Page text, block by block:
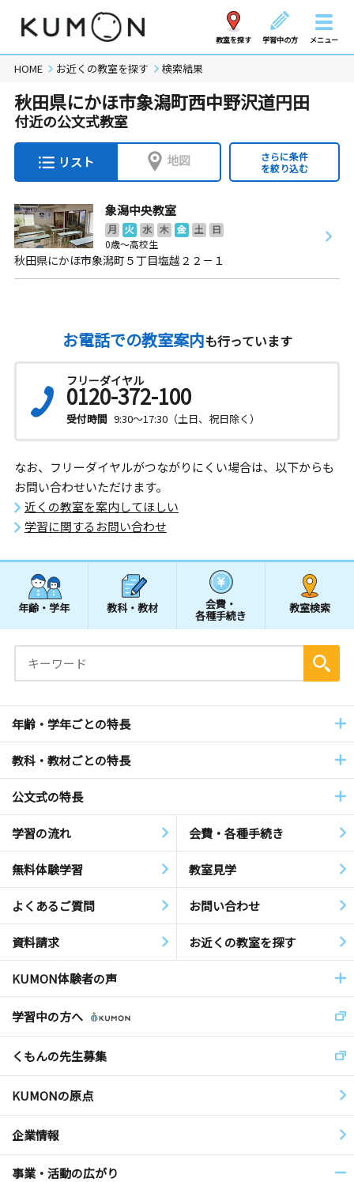
教室を探す 学習中の方 メニュー
HOME お近くの教室を探す 検索結果
秋田県にかほ市象潟町西中野沢道円田
付近の公文式教室
リスト 地図
さらに条件
を絞り込む
象潟中央教室
月 火 水 木 金 土
日
0歳～高校生
秋田県にかほ市象潟町５丁目塩越２２－１
お電話での教室案内も行っています
フリーダイヤル
0120-372-100
受付時間 9:30～17:30（土日、祝日除く）
なお、フリーダイヤルがつながりにくい場合は、以下からも
お問い合わせいただけます。
近くの教室を案内してほしい
学習に関するお問い合わせ
年齢・学年 教科・教材 会費・
各種手続き
教室検索
年齢・学年ごとの特長
教科・教材ごとの特長
公文式の特長
学習の流れ 会費・各種手続き
無料体験学習 教室見学
よくあるご質問 お問い合わせ
資料請求 お近くの教室を探す
KUMON体験者の声
学習中の方へ
くもんの先生募集
KUMONの原点
企業情報
事業・活動の広がり